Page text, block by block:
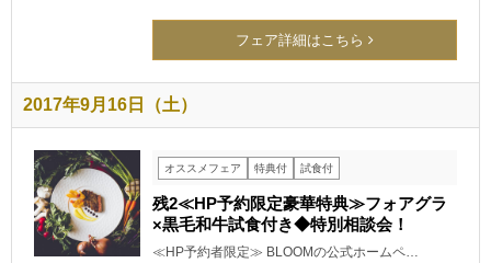
フェア詳細はこちら
2017年9月16日（土）
オススメフェア 特典付 試食付
残2≪HP予約限定豪華特典≫フォアグラ
×黒毛和牛試食付き◆特別相談会！
≪HP予約者限定≫ BLOOMの公式ホームペ…